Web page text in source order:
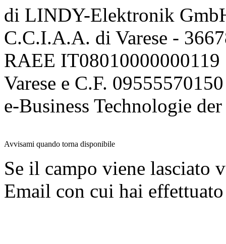
di LINDY-Elektronik
C.C.I.A.A. di Varese -
RAEE
Varese e C.F. 09555570150
e-Business Technologie
Avvisami quando torna disponibile
Se il campo viene lasciato
Email con cui hai